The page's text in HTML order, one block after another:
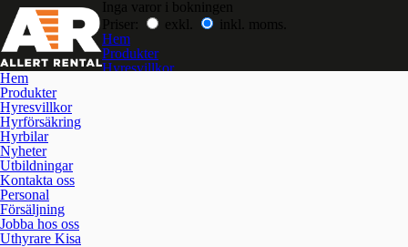
Hem
Produkter
Hyresvillkor
Hyrförsäkring
Hyrbilar
Nyheter
Utbildningar
Kontakta oss
Personal
Försäljning
Jobba hos oss
Uthyrare Kisa
Inga varor i bokningen
Priser:
exkl.
inkl. moms.
Hem
Produkter
Hyresvillkor
Hyrbilar
Nyheter
Utbildningar
Kontakta oss
Jobba hos oss